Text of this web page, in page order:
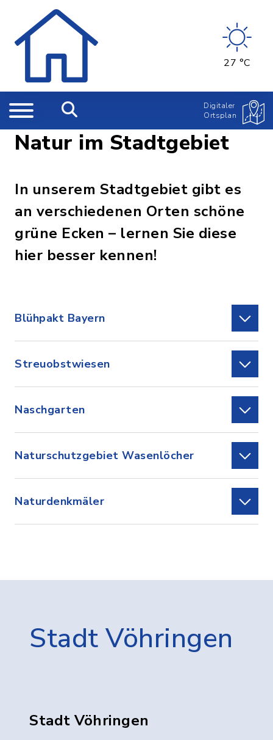
27 °C
Digitaler
Ortsplan
Natur im Stadtgebiet
In unserem Stadtgebiet gibt es
an verschiedenen Orten schöne
grüne Ecken – lernen Sie diese
hier besser kennen!
Blühpakt Bayern
Streuobstwiesen
Naschgarten
Naturschutzgebiet Wasenlöcher
Naturdenkmäler
Stadt Vöhringen
Stadt Vöhringen